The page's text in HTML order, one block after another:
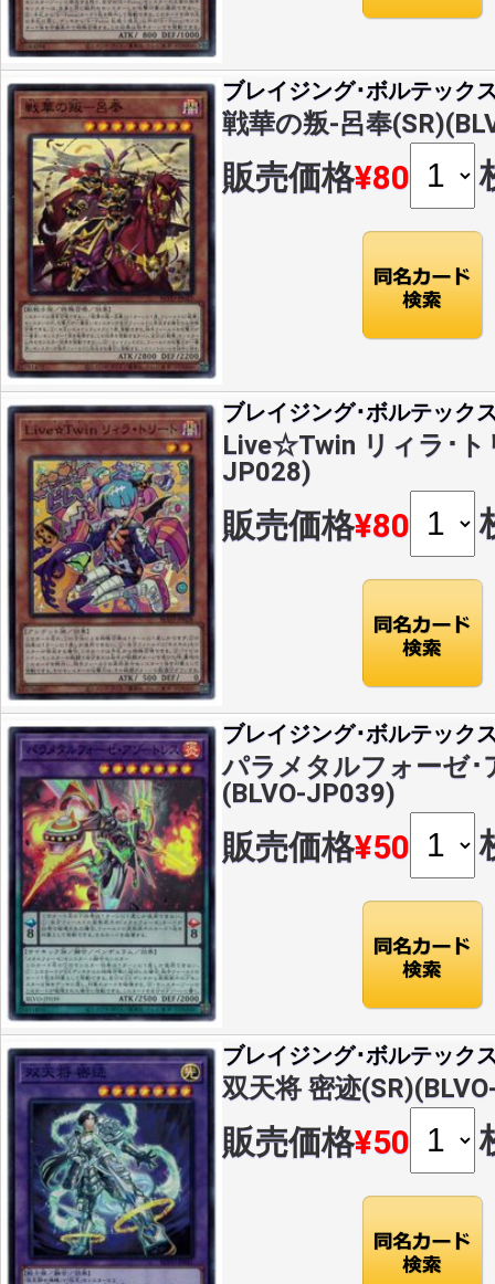
ブレイジング･ボルテック
戦華の叛-呂奉
販売価格¥80
ブレイジング･ボルテック
Live☆Twin リィラ･ト
JP028)
販売価格¥80
ブレイジング･ボルテック
パラメタルフォーゼ･
(BLVO-JP039)
販売価格¥50
ブレイジング･ボルテック
双天将 密迹
販売価格¥50